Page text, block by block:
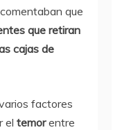
que
que retiran
cajas de
factores
el temorentre